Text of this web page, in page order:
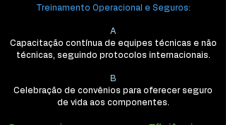
Treinamento Operacional e Seguros:
A
Capacitação contínua de equipes técnicas e não
técnicas, seguindo protocolos internacionais.
B
Celebração de convênios para oferecer seguro
de vida aos componentes.